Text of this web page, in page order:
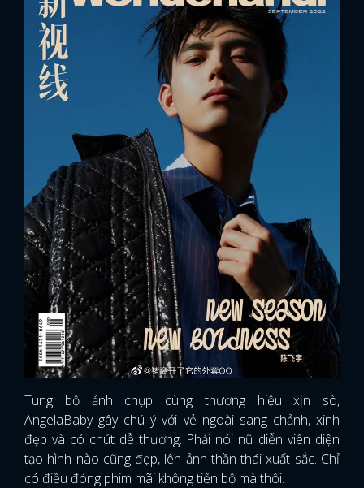
Tung bộ ảnh chụp cùng thương hiệu xịn sò,
AngelaBaby gây chú ý với vẻ ngoài sang chảnh, xinh
đẹp và có chút dễ thương. Phải nói nữ diễn viên diện
tạo hình nào cũng đẹp, lên ảnh thần thái xuất sắc. Chỉ
có điều đóng phim mãi không tiến bộ mà thôi.